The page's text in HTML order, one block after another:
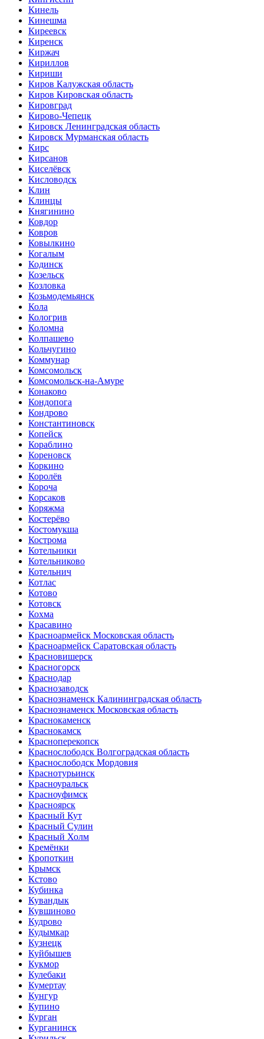
Кинель
Кинешма
Киреевск
Киренск
Киржач
Кириллов
Кириши
Киров Калужская область
Киров Кировская область
Кировград
Кирово-Чепецк
Кировск Ленинградская область
Кировск Мурманская область
Кирс
Кирсанов
Киселёвск
Кисловодск
Клин
Клинцы
Княгинино
Ковдор
Ковров
Ковылкино
Когалым
Кодинск
Козельск
Козловка
Козьмодемьянск
Кола
Кологрив
Коломна
Колпашево
Кольчугино
Коммунар
Комсомольск
Комсомольск-на-Амуре
Конаково
Кондопога
Кондрово
Константиновск
Копейск
Кораблино
Кореновск
Коркино
Королёв
Короча
Корсаков
Коряжма
Костерёво
Костомукша
Кострома
Котельники
Котельниково
Котельнич
Котлас
Котово
Котовск
Кохма
Красавино
Красноармейск Московская область
Красноармейск Саратовская область
Красновишерск
Красногорск
Краснодар
Краснозаводск
Краснознаменск Калининградская область
Краснознаменск Московская область
Краснокаменск
Краснокамск
Красноперекопск
Краснослободск Волгоградская область
Краснослободск Мордовия
Краснотурьинск
Красноуральск
Красноуфимск
Красноярск
Красный Кут
Красный Сулин
Красный Холм
Кремёнки
Кропоткин
Крымск
Кстово
Кубинка
Кувандык
Кувшиново
Кудрово
Кудымкар
Кузнецк
Куйбышев
Кукмор
Кулебаки
Кумертау
Кунгур
Купино
Курган
Курганинск